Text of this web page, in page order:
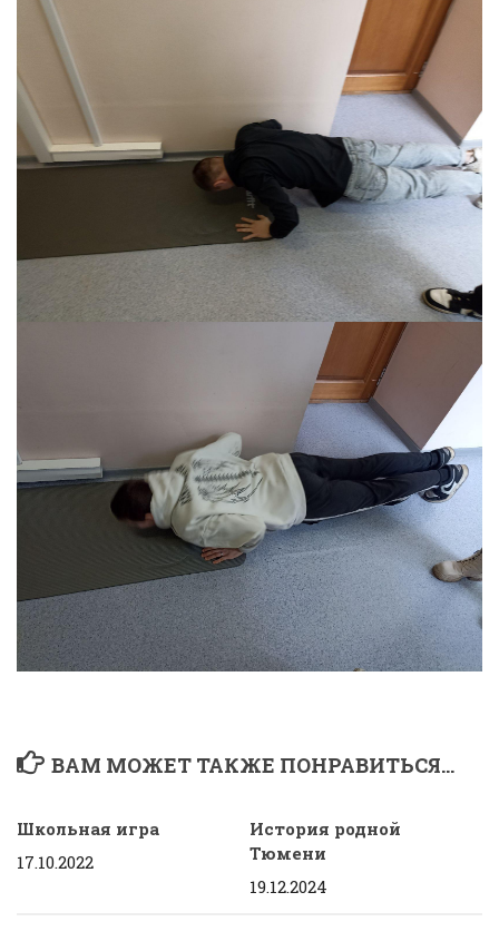
ВАМ МОЖЕТ ТАКЖЕ ПОНРАВИТЬСЯ...
Школьная игра
17.10.2022
История родной
Тюмени
19.12.2024